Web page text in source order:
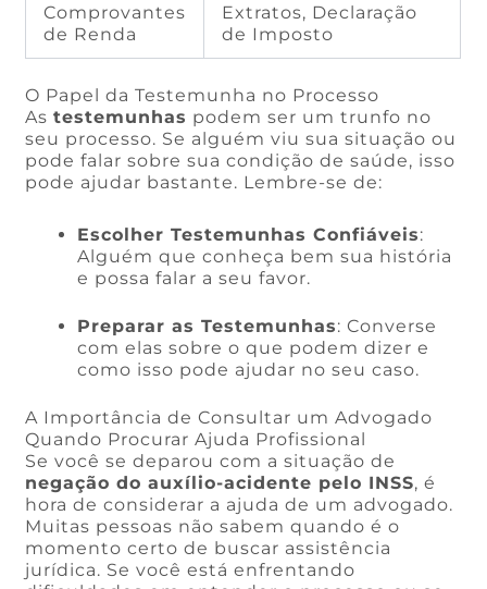
Comprovantes
de Renda
Extratos, Declaração
de Imposto
O Papel da Testemunha no Processo
Astestemunhas podem ser um trunfo no
seu processo. Se alguém viu sua situação ou
pode falar sobre sua condição de saúde, isso
pode ajudar bastante. Lembre-se de:
Escolher Testemunhas Confiáveis:
Alguém que conheça bem sua história
e possa falar a seu favor.
Preparar as Testemunhas: Converse
com elas sobre o que podem dizer e
como isso pode ajudar no seu caso.
A Importância de Consultar um Advogado
Quando Procurar Ajuda Profissional
Se você se deparou com a situação de
negação do auxílio-acidente pelo INSS, é
hora de considerar a ajuda de um advogado.
Muitas pessoas não sabem quando é o
momento certo de buscar assistência
jurídica. Se você está enfrentando